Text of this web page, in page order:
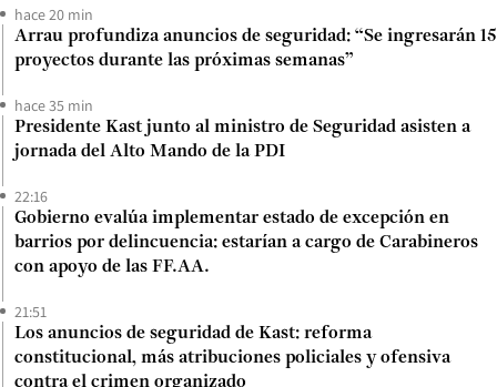
hace 20 min
Arrau profundiza anuncios de seguridad: “Se ingresarán 15
proyectos durante las próximas semanas”
hace 35 min
Presidente Kast junto al ministro de Seguridad asisten a
jornada del Alto Mando de la PDI
22:16
Gobierno evalúa implementar estado de excepción en
barrios por delincuencia: estarían a cargo de Carabineros
con apoyo de las FF.AA.
21:51
Los anuncios de seguridad de Kast: reforma
constitucional, más atribuciones policiales y ofensiva
contra el crimen organizado